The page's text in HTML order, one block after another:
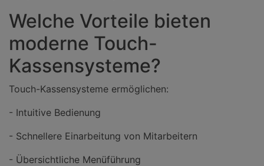
Welche Vorteile bieten
moderne Touch-
Kassensysteme?
Touch-Kassensysteme ermöglichen:
- Intuitive Bedienung
- Schnellere Einarbeitung von Mitarbeitern
- Übersichtliche Menüführung